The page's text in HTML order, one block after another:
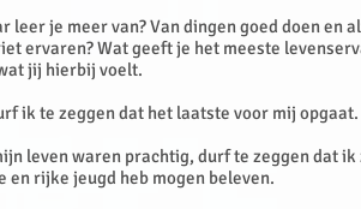
leer je meer van? Van dingen goed doen en
ervaren? Wat geeft je het meeste
jij hierbij voelt.
ik te zeggen dat het laatste voor mij opgaat.
leven waren prachtig, durf te zeggen dat ik
en rijke jeugd heb mogen beleven.